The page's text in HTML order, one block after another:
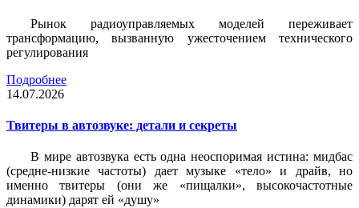
Рынок радиоуправляемых моделей переживает
трансформацию, вызванную ужесточением технического
регулирования
Подробнее
14.07.2026
Твитеры в автозвуке: детали и секреты
В мире автозвука есть одна неоспоримая истина: мидбас
(средне-низкие частоты) дает музыке «тело» и драйв, но
именно твитеры (они же «пищалки», высокочастотные
динамики) дарят ей «душу»